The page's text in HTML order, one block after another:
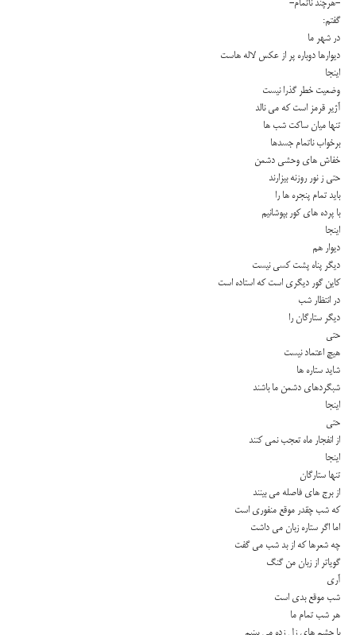
-هرچند ناتمام-
گفتم:
در شهر ما
دیوارها دوباره پر از عكس لاله هاست
اینجا
وضعیت خطر گذرا نیست
آژیر قرمز است كه مى نالد
تنها میان ساكت شب ها
برخواب ناتمام جسدها
خفاش هاى وحشى دشمن
حتى ز نور روزنه بیزارند
باید تمام پنجره ها را
با پرده هاى كور بپوشانیم
اینجا
دیوار هم
دیگر پناه پشت كسى نیست
كاین گور دیگرى است كه استاده است
در انتظار شب
دیگر ستارگان را
حتى
هیچ اعتماد نیست
شاید ستاره ها
شبگردهاى دشمن ما باشند
اینجا
حتى
از انفجار ماه تعجب نمى كنند
اینجا
تنها ستارگان
از برج هاى فاصله مى بینند
كه شب چقدر موقع منفورى است
اما اگر ستاره زبان مى داشت
چه شعرها كه از بد شب مى گفت
گویاتر از زبان من گنگ
آرى
شب موقع بدى است
هر شب تمام ما